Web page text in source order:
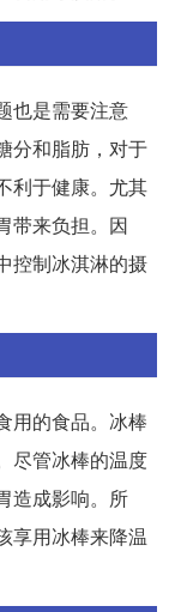
也是需要注意
分和脂肪，对于
利于健康。尤其
带来负担。因
控制冰淇淋的摄
用的食品。冰棒
尽管冰棒的温度
造成影响。所
享用冰棒来降温